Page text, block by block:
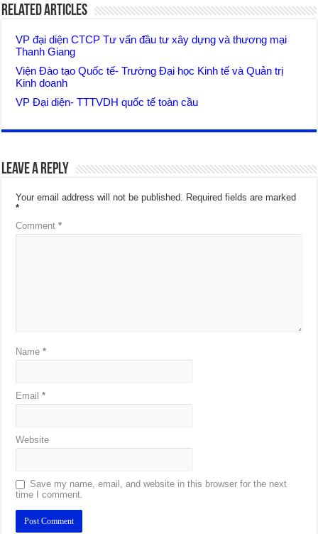
Related Articles
VP đại diện CTCP Tư vấn đầu tư xây dựng và thương mại
Thanh Giang
Viện Đào tạo Quốc tế- Trường Đại học Kinh tế và Quản trị
Kinh doanh
VP Đại diện- TTTVDH quốc tế toàn cầu
Leave a Reply
Your email address will not be published. Required fields are marked
*
Comment*
Name*
Email*
Website
Save my name, email, and website in this browser for the next
time I comment.